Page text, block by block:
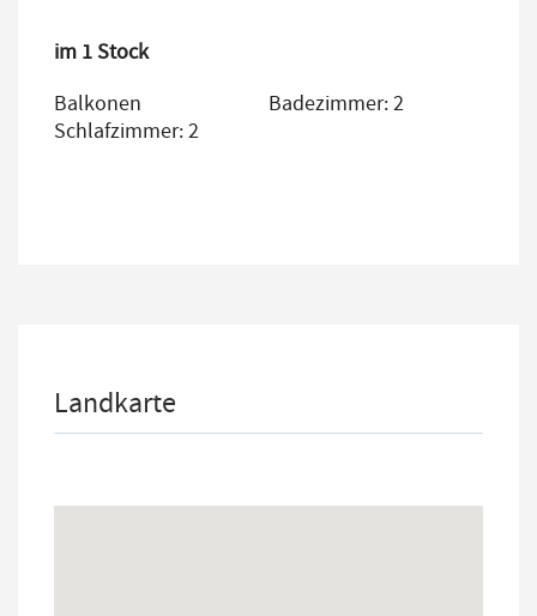
im 1 Stock
Balkonen
Badezimmer: 2
Schlafzimmer: 2
Landkarte